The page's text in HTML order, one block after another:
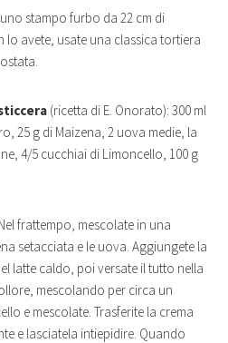
stampo furbo da 22 cm di
lo avete, usate una classica tortiera
(ricetta di E. Onorato): 300 ml
25 g di Maizena, 2 uova medie, la
4/5 cucchiai di Limoncello, 100 g
frattempo, mescolate in una
setacciata e le uova. Aggiungete la
latte caldo, poi versate il tutto nella
mescolando per circa un
e mescolate. Trasferite la crema
e lasciatela intiepidire. Quando